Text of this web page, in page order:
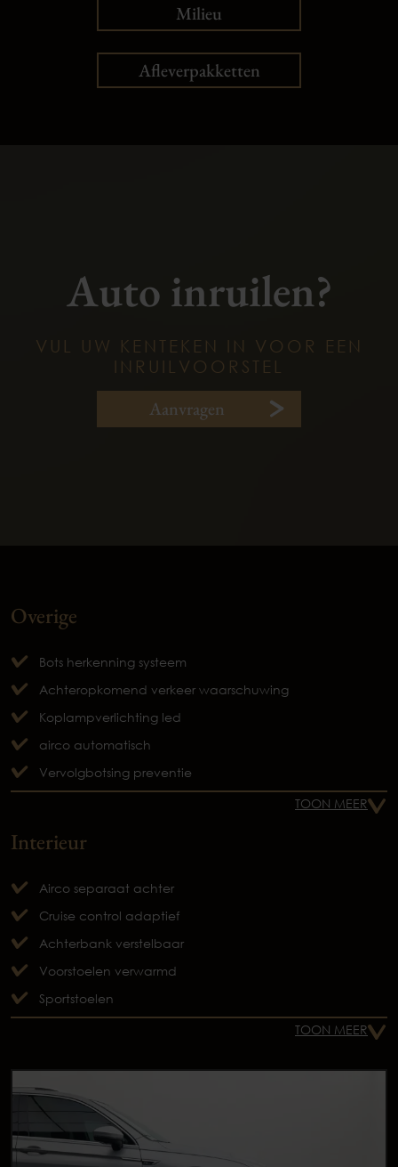
Milieu
Afleverpakketten
Auto inruilen?
VUL UW KENTEKEN IN VOOR EEN
INRUILVOORSTEL
Aanvragen
Overige
Bots herkenning systeem
Achteropkomend verkeer waarschuwing
Koplampverlichting led
airco automatisch
Vervolgbotsing preventie
TOON MEER
Interieur
Airco separaat achter
Cruise control adaptief
Achterbank verstelbaar
Voorstoelen verwarmd
Sportstoelen
TOON MEER